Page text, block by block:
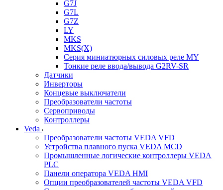
G7J
G7L
G7Z
LY
MKS
MKS(X)
Серия миниатюрных силовых реле MY
Тонкие реле ввода/вывода G2RV-SR
Датчики
Инверторы
Концевые выключатели
Преобразователи частоты
Сервоприводы
Контроллеры
Veda
Преобразователи частоты VEDA VFD
Устройства плавного пуска VEDA MCD
Промышленные логические контроллеры VEDA
PLC
Панели оператора VEDA HMI
Опции преобразователей частоты VEDA VFD